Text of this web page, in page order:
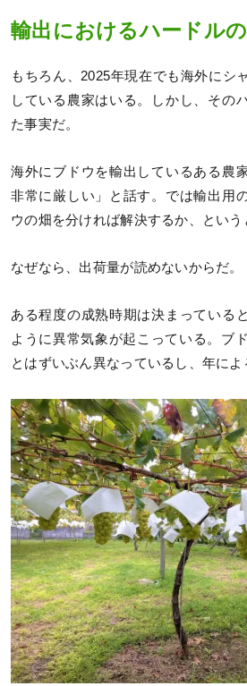
輸出におけるハードル
もちろん、2025年現在でも海外にシ
している農家はいる。しかし、その
た事実だ。
海外にブドウを輸出しているある農
非常に厳しい」と話す。では輸出用
ウの畑を分ければ解決するか、という
なぜなら、出荷量が読めないからだ。
ある程度の成熟時期は決まっている
ように異常気象が起こっている。ブ
とはずいぶん異なっているし、年によ